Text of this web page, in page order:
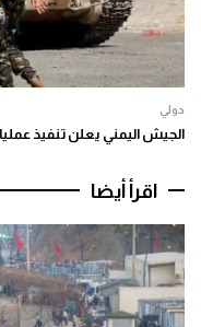
دولي
الجيش اليمني يعلن تنفيذ
اقرأ أيضا